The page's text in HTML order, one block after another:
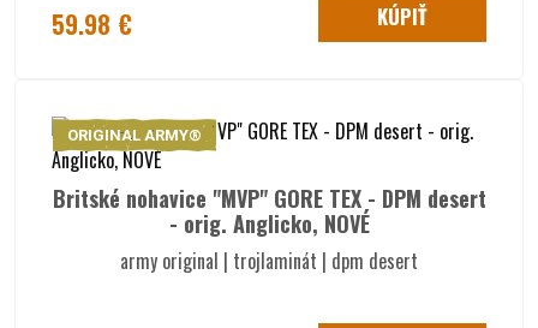
59.98 € KÚPIŤ
ORIGINAL ARMY®
Britské nohavice "MVP" GORE TEX - DPM desert
- orig. Anglicko, NOVÉ
army original | trojlaminát | dpm desert